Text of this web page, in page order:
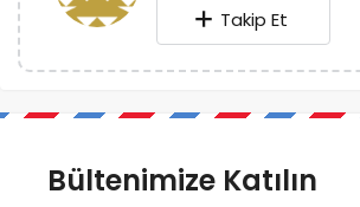
Takip Et
Bültenimize Katılın